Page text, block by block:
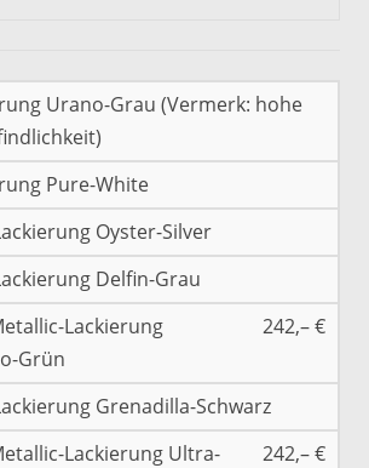
Urano-Grau (Vermerk: hohe
Pure-White
Oyster-Silver
Delfin-Grau
Lackierung
Grün
242,– €
Grenadilla-Schwarz
Lackierung Ultra-
242,– €